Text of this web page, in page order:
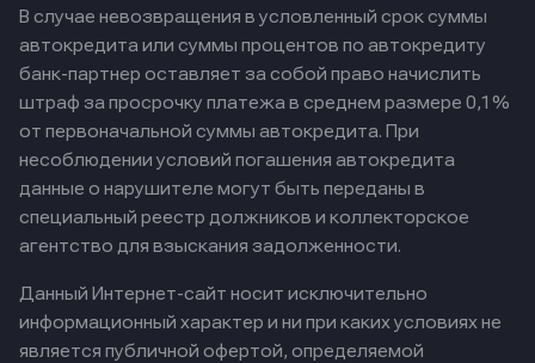
В случае невозвращения в условленный срок суммы
автокредита или суммы процентов по автокредиту
банк-партнер оставляет за собой право начислить
штраф за просрочку платежа в среднем размере 0,1%
от первоначальной суммы автокредита. При
несоблюдении условий погашения автокредита
данные о нарушителе могут быть переданы в
специальный реестр должников и коллекторское
агентство для взыскания задолженности.
Данный Интернет-сайт носит исключительно
информационный характер и ни при каких условиях не
является публичной офертой, определяемой